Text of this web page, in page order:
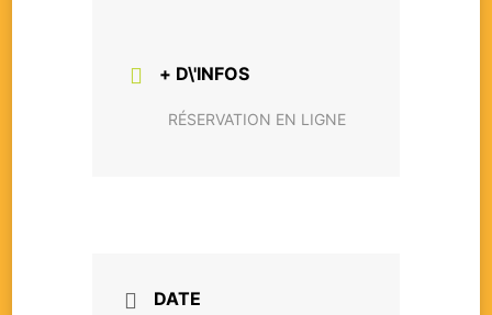
+ D\'INFOS
RÉSERVATION EN LIGNE
DATE